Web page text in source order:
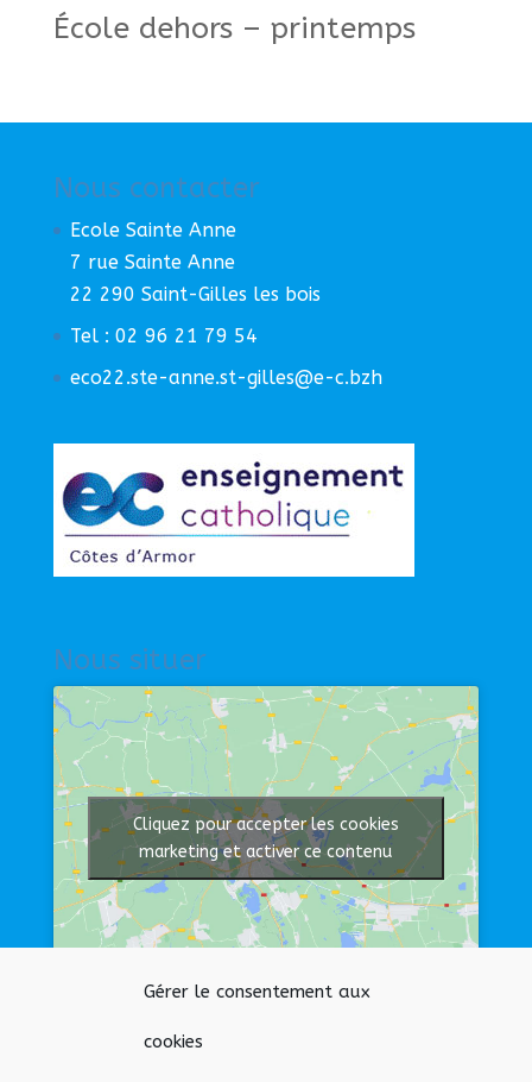
Gérer le consentement aux
cookies
École dehors – printemps
Nous contacter
Ecole Sainte Anne
7 rue Sainte Anne
22 290 Saint-Gilles les bois
Tel : 02 96 21 79 54
eco22.ste-anne.st-gilles@e-c.bzh
Nous situer
Cliquez pour accepter les cookies
marketing et activer ce contenu
Afficher une carte plus grande